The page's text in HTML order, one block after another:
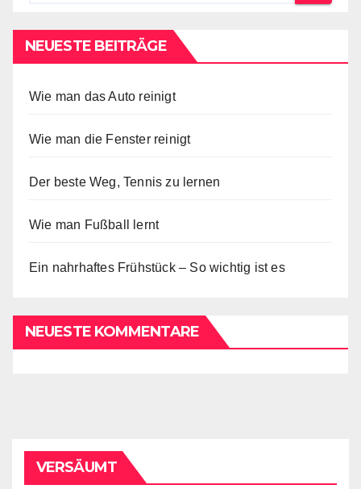
NEUESTE BEITRÄGE
Wie man das Auto reinigt
Wie man die Fenster reinigt
Der beste Weg, Tennis zu lernen
Wie man Fußball lernt
Ein nahrhaftes Frühstück – So wichtig ist es
NEUESTE KOMMENTARE
VERSÄUMT